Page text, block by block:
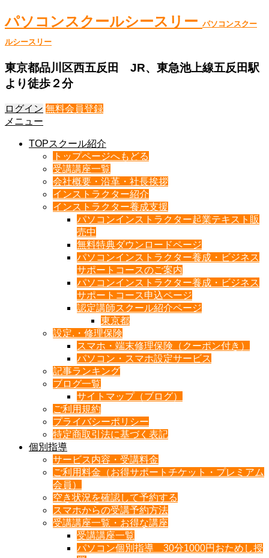
パソコンスクールシースリー パソコンスクー
ルシースリー
東京都品川区西五反田 JR、東急池上線五反田駅
より徒歩２分
ログイン 無料会員登録
メニュー
TOPスクール紹介
トップページへもどる
受講講座一覧
会社概要・沿革・社長挨拶
インストラクター紹介
インストラクター養成支援
パソコンインストラクター起業テキスト販
売中
無料特典ダウンロードページ
パソコンインストラクター養成・ビジネス
サポートコースのご案内
パソコンインストラクター養成・ビジネス
サポートコース申込ページ
認定講師スクール紹介ページ
東京都
設定.・修理保険
スマホ・端末修理保険（クーポン付き）
パソコン・スマホ設定サービス
記事ランキング
ブログ一覧
サイトマップ（ブログ）
ご利用規約
プライバシーポリシー
特定商取引法に基づく表記
個別指導
サービス内容・受講料金
ご利用料金（お得サポートチケット・プレミアム
会員）
空き状況を確認して予約する
スマホからの受講予約方法
受講講座一覧・お得な講座
受講講座一覧
パソコン個別指導 30分1000円おためし授